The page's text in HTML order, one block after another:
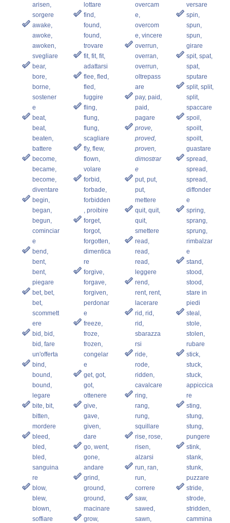
arisen,
sorgere
awake,
awoke,
awoken,
svegliare
bear,
bore,
borne,
sostener
e
beat,
beat,
beaten,
battere
become,
became,
become,
diventare
begin,
began,
begun,
cominciar
e
bend,
bent,
bent,
piegare
bet, bet,
bet,
scommett
ere
bid, bid,
bid, fare
un'offerta
bind,
bound,
bound,
legare
bite, bit,
bitten,
mordere
bleed,
bled,
bled,
sanguina
re
blow,
blew,
blown,
soffiare
lottare
find,
found,
found,
trovare
fit, fit, fit,
adattarsi
flee, fled,
fled,
fuggire
fling,
flung,
flung,
scagliare
fly, flew,
flown,
volare
forbid,
forbade,
forbidden
, proibire
forget,
forgot,
forgotten,
dimentica
re
forgive,
forgave,
forgiven,
perdonar
e
freeze,
froze,
frozen,
congelar
e
get, got,
got,
ottenere
give,
gave,
given,
dare
go, went,
gone,
andare
grind,
ground,
ground,
macinare
grow,
overcam
e,
overcom
e, vincere
overrun,
overran,
overrun,
oltrepass
are
pay, paid,
paid,
pagare
prove,
proved,
proven,
dimostrar
e
put, put,
put,
mettere
quit, quit,
quit,
smettere
read,
read,
read,
leggere
rend,
rent, rent,
lacerare
rid, rid,
rid,
sbarazza
rsi
ride,
rode,
ridden,
cavalcare
ring,
rang,
rung,
squillare
rise, rose,
risen,
alzarsi
run, ran,
run,
correre
saw,
sawed,
sawn,
versare
spin,
spun,
spun,
girare
spit, spat,
spat,
sputare
split, split,
split,
spaccare
spoil,
spoilt,
spoilt,
guastare
spread,
spread,
spread,
diffonder
e
spring,
sprang,
sprung,
rimbalzar
e
stand,
stood,
stood,
stare in
piedi
steal,
stole,
stolen,
rubare
stick,
stuck,
stuck,
appiccica
re
sting,
stung,
stung,
pungere
stink,
stank,
stunk,
puzzare
stride,
strode,
stridden,
cammina